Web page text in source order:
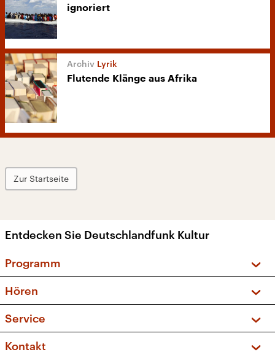
ignoriert
Lyrik
Flutende Klänge aus Afrika
Zur Startseite
Entdecken Sie Deutschlandfunk Kultur
Programm
Sendungen und Podcasts
Musikliste
Kakadu – Das Kinderprogramm
Hören
Frequenzen (UKW + DAB+)
Service
FAQ
Kontakt